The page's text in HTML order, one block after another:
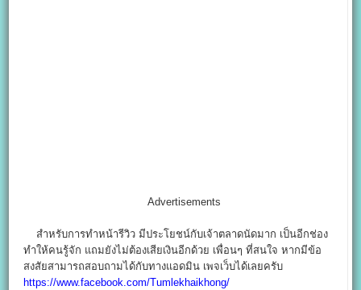
Advertisements
สำหรับการทำหน้ารีวิว มีประโยชน์กับเจ้าตลาดนัดมาก เป็นอีกช่อง
ทำให้คนรู้จัก แถมยังไม่ต้องเสียเงินอีกด้วย เพื่อนๆ ที่สนใจ หากมีข้อ
สงสัยสามารถสอบถามได้กับทางแอดมิน เพจเว็บได้เลยครับ
https://www.facebook.com/Tumlekhaikhong/